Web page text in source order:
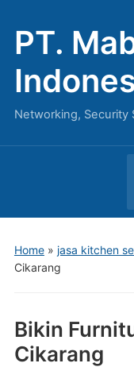
PT.
Networking, Security
Home» jasa kitchen
Cikarang
Bikin
Cikarang